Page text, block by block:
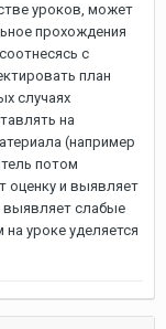
уроков, может
прохождения
с
план
случаях
на
(например
потом
оценку и выявляет
выявляет слабые
уроке уделяется